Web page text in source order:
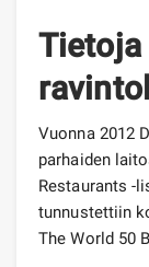
Tietoja
Vuonna 2012
parhaiden
Restaurants -
tunnustettiin
The World 50